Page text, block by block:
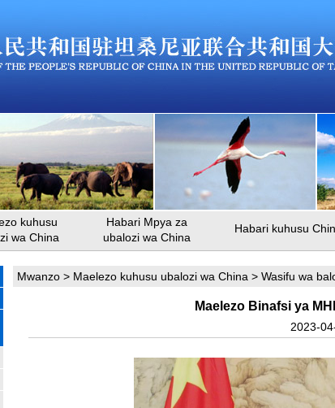
kuhusu
wa China
Habari Mpya za
ubalozi wa China
Habari kuhusu
Mwanzo> Maelezo kuhusu ubalozi wa China > Wasifu wa
Maelezo Binafsi ya
2023-